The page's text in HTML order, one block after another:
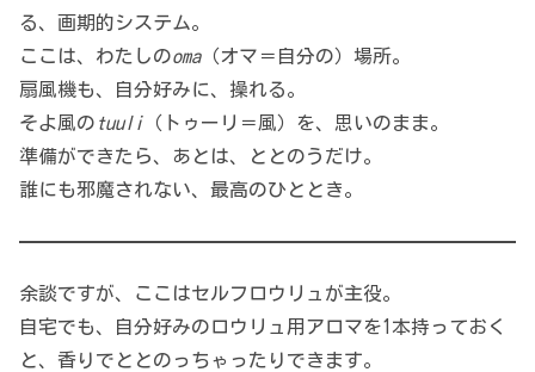
る、画期的システム。
ここは、わたしのoma（オマ＝自分の）場所。
扇風機も、自分好みに、操れる。
そよ風の tuuli （トゥーリ＝風）を、思いのまま。
準備ができたら、あとは、ととのうだけ。
誰にも邪魔されない、最高のひととき。
余談ですが、ここはセルフロウリュが主役。
自宅でも、自分好みのロウリュ用アロマを1本持っておく
と、香りでととのっちゃったりできます。